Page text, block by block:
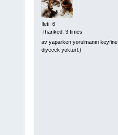
İleti: 6
Thanked: 3 times
av yaparken yorulmanın keyfine
diyecek yoktur!:)